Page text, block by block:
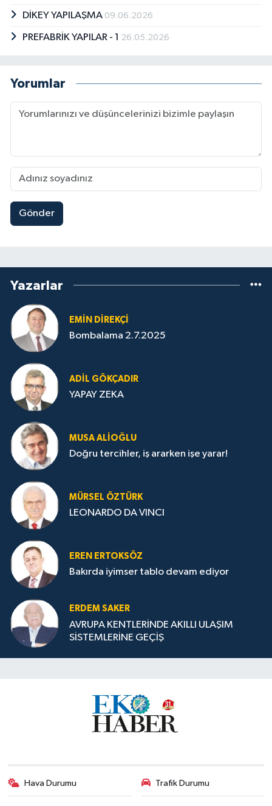
DİKEY YAPILAŞMA 09.06.2026
PREFABRİK YAPILAR - 1 26.05.2026
Yorumlar
Gönder
Yazarlar
EMIN DIREKÇI
Bombalama 2.7.2025
ADIL GÖKÇADIR
YAPAY ZEKA
MUSA ALIOĞLU
Doğru tercihler, iş ararken işe yarar!
MÜRSEL ÖZTÜRK
LEONARDO DA VINCI
EREN ERTOKSÖZ
Bakırda iyimser tablo devam ediyor
ERDEM SAKER
AVRUPA KENTLERİNDE AKILLI ULAŞIM
SİSTEMLERİNE GEÇİŞ
Hava Durumu Trafik Durumu